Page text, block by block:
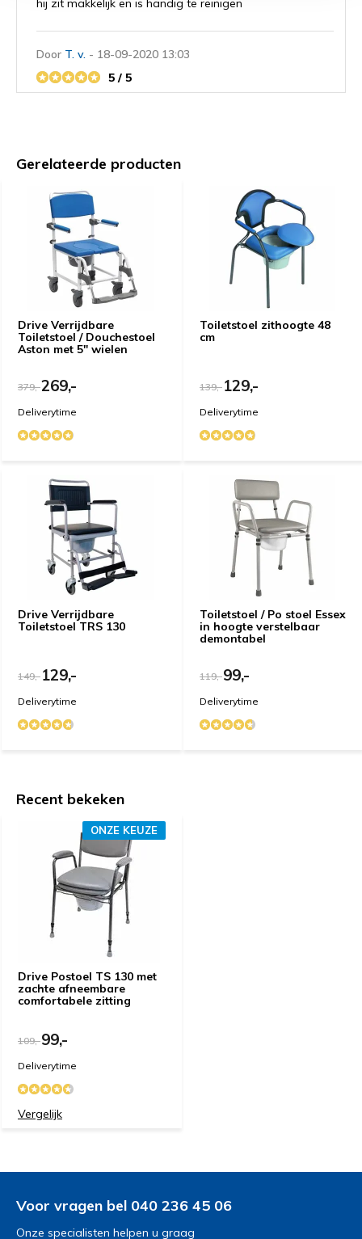
hij zit makkelijk en is handig te reinigen
Door T. v. - 18-09-2020 13:03
5 / 5
4 / 5
Goed te verplaatsen en licht hanteerbaar in gewicht.
Voelt stevig aan en is het ook. Ook simpel in hoogte
verstelbaar. Kortom:Goede kwaliteit.
DoorHenk van D. - 18-02-2020 18:56
5 / 5
Snel bezorging en goed verpakt, Eenvoudige
montage,verstelbare in hoogte en stevig materiaal en
DoorS G.
DoorErwin V.- 06-02-2020 17:41
5 / 5
100% tevreden!Bedankt.
4 / 5
gaan zitten ,anders lekt het
Gerelateerde producten
Drive Verrijdbare
Toiletstoel / Douchestoel
Aston met 5" wielen
379,-269,-
Deliverytime
Toiletstoel zithoogte 48
cm
139,-129,-
Deliverytime
Drive Verrijdbare
Toiletstoel TRS 130
149,-129,-
Deliverytime
Toiletstoel / Po stoel Essex
in hoogte verstelbaar
demontabel
119,-99,-
Deliverytime
Recent bekeken
Drive Postoel TS 130 met
zachte afneembare
comfortabele zitting
ONZE KEUZE
109,-99,-
Deliverytime
Vergelijk
Voor vragen bel 040 236 45 06
Onze specialisten helpen u graag